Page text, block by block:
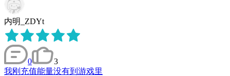
内明_ZDYt
0
3
我刚充值能量没有到游戏里